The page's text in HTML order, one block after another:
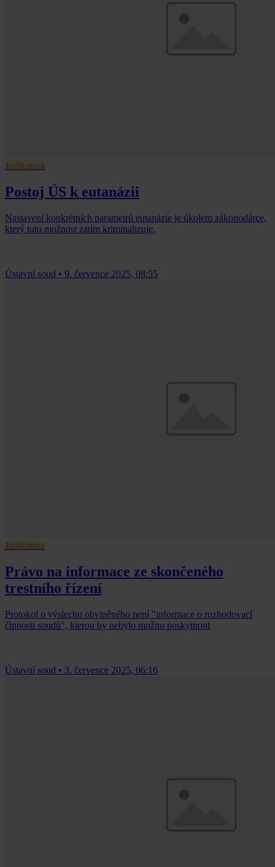
Judikatura
Postoj ÚS k eutanázii
Nastavení konkrétních parametrů eutanázie je úkolem zákonodárce,
který tuto možnost zatím kriminalizuje.
Ústavní soud • 9. července 2025, 08:55
Judikatura
Právo na informace ze skončeného
trestního řízení
Protokol o výslechu obviněného není "informace o rozhodovací
činnosti soudů", kterou by nebylo možno poskytnout
Ústavní soud • 3. července 2025, 06:16